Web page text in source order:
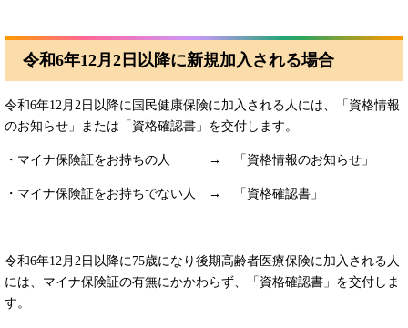
令和6年12月2日以降に新規加入される場合
令和6年12月2日以降に国民健康保険に加入される人には、「資格情報
のお知らせ」または「資格確認書」を交付します。
・マイナ保険証をお持ちの人 → 「資格情報のお知らせ」
・マイナ保険証をお持ちでない人 → 「資格確認書」
令和6年12月2日以降に75歳になり後期高齢者医療保険に加入される人
には、マイナ保険証の有無にかかわらず、「資格確認書」を交付しま
す。